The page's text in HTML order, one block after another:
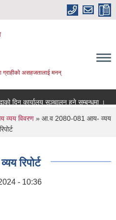
असहजतालाई मनन्
दिन कार्यालय सञ्चालन हुने सम्बन्धमा ।
व्यय विवरण» आ.व 2080-081 आय- व्यय
रिपोर्ट
रिपोर्ट
- 10:36